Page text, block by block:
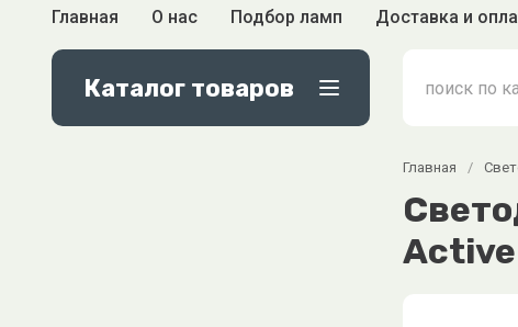
Главная О нас Подбор ламп Доставка и
Каталог товаров
Главная /